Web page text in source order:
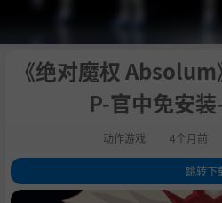
《绝对魔权
P-官中免安
动作游戏 4个月前
跳转下
1.评测